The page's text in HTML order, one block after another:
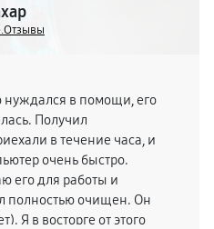
нуждался в помощи, его
Получил
в течение часа, и
очень быстро.
его для работы и
полностью очищен. Он
Я в восторге от этого